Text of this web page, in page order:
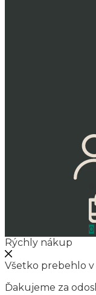
0
Rýchly nákup
Všetko prebehlo
Ďakujeme za